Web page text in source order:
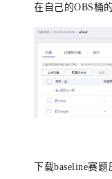
在自己的OBS桶
下载baseline赛